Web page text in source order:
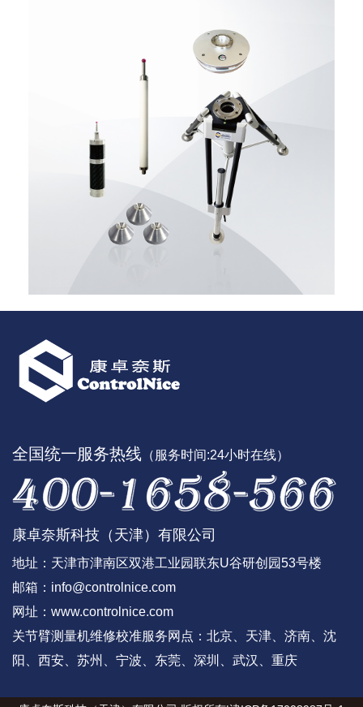
全国统一服务热线 （服务时间:24小时在线）
康卓奈斯科技（天津）有限公司
地址：天津市津南区双港工业园联东U谷研创园53号楼
邮箱： info@controlnice.com
网址：www.controlnice.com
关节臂测量机维修校准服务网点：北京、天津、济南、沈
阳、西安、苏州、宁波、东莞、深圳、武汉、重庆